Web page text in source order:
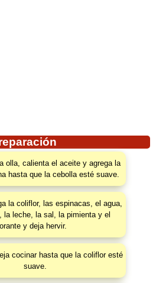
olla, calienta el aceite y agrega la
hasta que la cebolla esté suave.
la coliflor, las espinacas, el agua,
la leche, la sal, la pimienta y el
y deja hervir.
cocinar hasta que la coliflor esté
suave.